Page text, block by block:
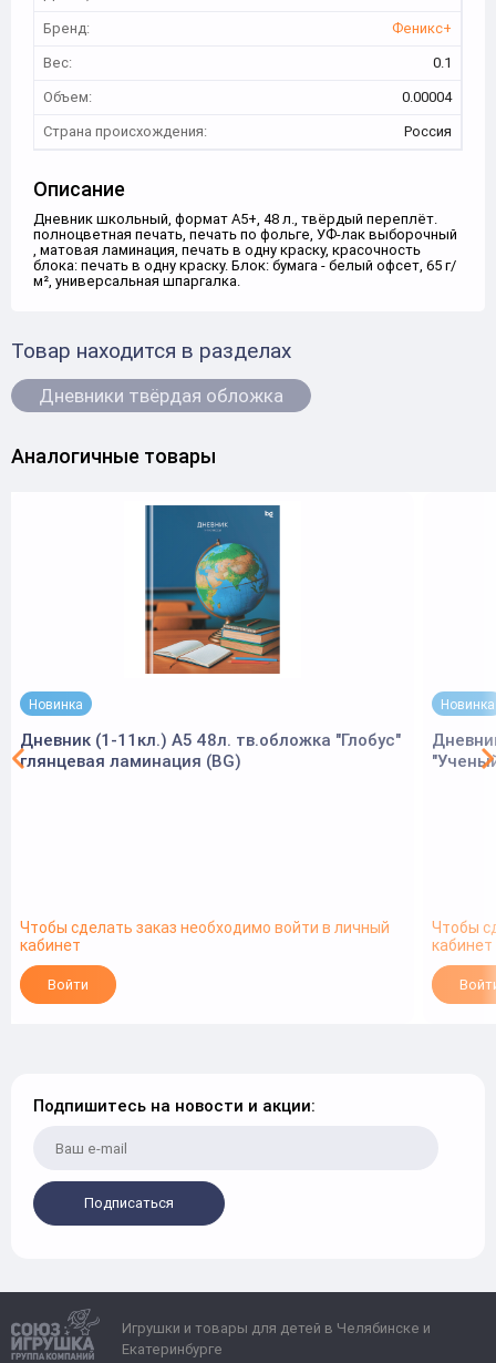
Бренд:
Феникс+
Вес:
0.1
Объем:
0.00004
Страна происхождения:
Россия
Описание
Дневник школьный, формат А5+, 48 л., твёрдый переплёт.
полноцветная печать, печать по фольге, УФ-лак выборочный
, матовая ламинация, печать в одну краску, красочность
блока: печать в одну краску. Блок: бумага - белый офсет, 65 г/
м², универсальная шпаргалка.
Товар находится в разделах
Дневники твёрдая обложка
Аналогичные товары
Новинка
Дневник (1-11кл.) А5 48л. тв.обложка "Глобус"
глянцевая ламинация (BG)
Чтобы сделать заказ необходимо войти в личный
кабинет
Войти
Новинка
Чтобы
кабинет
Подпишитесь на новости и акции:
Подписаться
Игрушки и товары для детей в Челябинске и
Екатеринбурге